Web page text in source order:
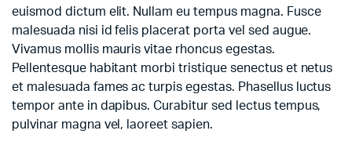
euismod dictum elit. Nullam eu tempus magna. Fusce
malesuada nisi id felis placerat porta vel sed augue.
Vivamus mollis mauris vitae rhoncus egestas.
Pellentesque habitant morbi tristique senectus et netus
et malesuada fames ac turpis egestas. Phasellus luctus
tempor ante in dapibus. Curabitur sed lectus tempus,
pulvinar magna vel, laoreet sapien.